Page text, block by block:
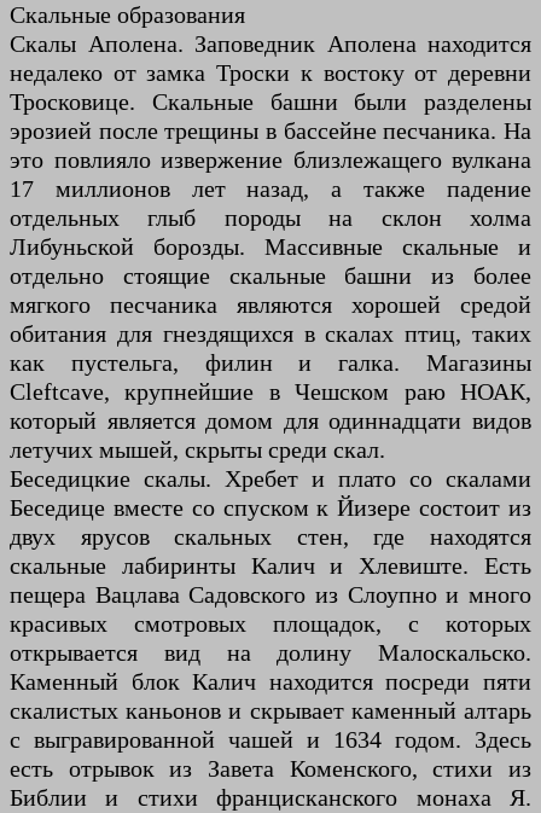
Скальные образования
Скалы Аполена. Заповедник Аполена находится
недалеко от замка Троски к востоку от деревни
Тросковице. Скальные башни были разделены
эрозией после трещины в бассейне песчаника. На
это повлияло извержение близлежащего вулкана
17 миллионов лет назад, а также падение
отдельных глыб породы на склон холма
Либуньской борозды. Массивные скальные и
отдельно стоящие скальные башни из более
мягкого песчаника являются хорошей средой
обитания для гнездящихся в скалах птиц, таких
как пустельга, филин и галка. Магазины
Cleftcave, крупнейшие в Чешском раю НОАК,
который является домом для одиннадцати видов
летучих мышей, скрыты среди скал.
Беседицкие скалы. Хребет и плато со скалами
Беседице вместе со спуском к Йизере состоит из
двух ярусов скальных стен, где находятся
скальные лабиринты Калич и Хлевиште. Есть
пещера Вацлава Садовского из Слоупно и много
красивых смотровых площадок, с которых
открывается вид на долину Малоскальско.
Каменный блок Калич находится посреди пяти
скалистых каньонов и скрывает каменный алтарь
с выгравированной чашей и 1634 годом. Здесь
есть отрывок из Завета Коменского, стихи из
Библии и стихи францисканского монаха Я.